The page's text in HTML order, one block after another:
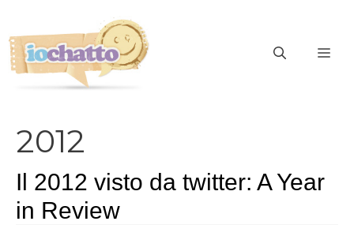
contenuto
2012
Il 2012 visto da twitter: A Year
in Review